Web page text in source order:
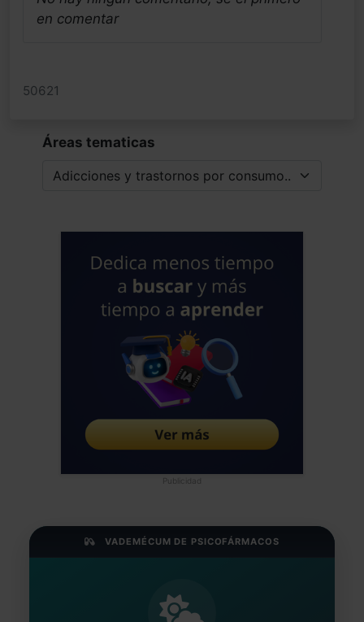
en comentar
50621
Áreas tematicas
Publicidad
VADEMÉCUM DE PSICOFÁRMACOS